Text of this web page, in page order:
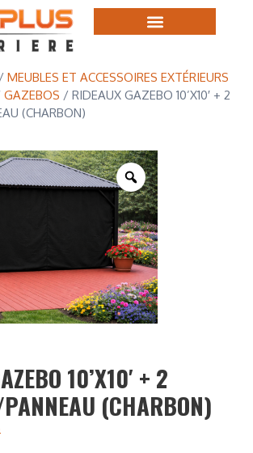
/ MEUBLES ET ACCESSOIRES EXTÉRIEURS
GAZEBOS / RIDEAUX GAZEBO 10’X10′ + 2
(CHARBON)
10’X10′ + 2
(CHARBON)